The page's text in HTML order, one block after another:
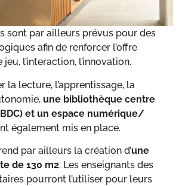
sont par ailleurs prévus pour des
afin de renforcer l’offre
l’interaction, l’innovation.
la lecture, l’apprentissage, la
une bibliothèque centre
et un espace numérique/
également mis en place.
par ailleurs la création d’une
de 130 m2. Les enseignants des
pourront l’utiliser pour leurs